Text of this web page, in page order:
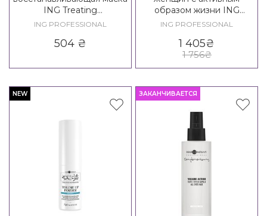
ING Treating
Reconstruction Mask
ING PROFESSIONAL
504 ₴
образом жизни ING
AgeIng Set 35+
ING PROFESSIONAL
1 405₴
1 756₴
NEW ЗАКАНЧИВАЕТСЯ